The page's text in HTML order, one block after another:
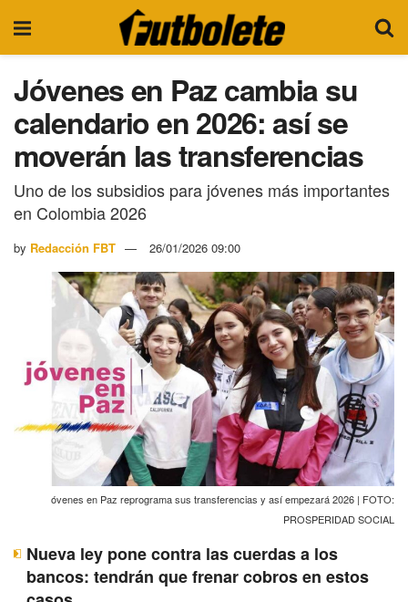
Jóvenes en Paz cambia su
calendario en 2026: así se
moverán las transferencias
Uno de los subsidios para jóvenes más importantes
en Colombia 2026
by Redacción FBT 26/01/2026 09:00
óvenes en Paz reprograma sus transferencias y así empezará 2026 | FOTO:
PROSPERIDAD SOCIAL
Nueva ley pone contra las cuerdas a los
bancos: tendrán que frenar cobros en estos